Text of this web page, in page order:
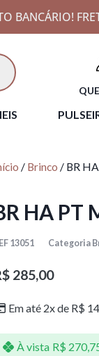
BANCÁRIO!
/ Brinco / BR
HA PT
13051 Categoria
285,00
Em até 2x de R$
À vista R$